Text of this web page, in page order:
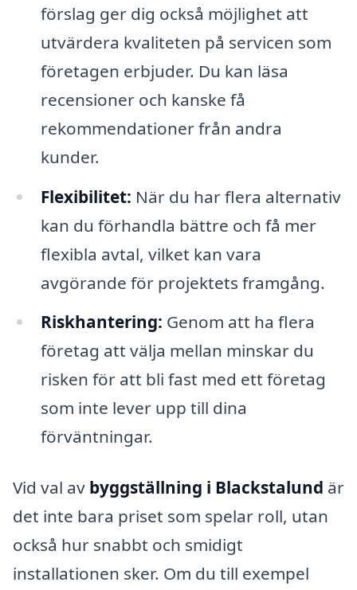
förslag ger dig också möjlighet att
utvärdera kvaliteten på servicen som
företagen erbjuder. Du kan läsa
recensioner och kanske få
rekommendationer från andra
kunder.
Flexibilitet: När du har flera alternativ
kan du förhandla bättre och få mer
flexibla avtal, vilket kan vara
avgörande för projektets framgång.
Riskhantering: Genom att ha flera
företag att välja mellan minskar du
risken för att bli fast med ett företag
som inte lever upp till dina
förväntningar.
Vid val av byggställning i Blackstalund är
det inte bara priset som spelar roll, utan
också hur snabbt och smidigt
installationen sker. Om du till exempel